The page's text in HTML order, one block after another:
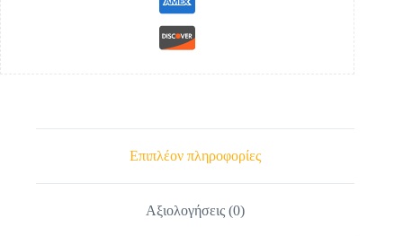
Επιπλέον πληροφορίες
Αξιολογήσεις (0)